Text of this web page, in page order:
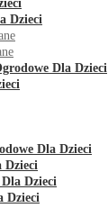
Dzieci
Dla Dzieci
Dla Dzieci
Dzieci
Dzieci
Dzieci